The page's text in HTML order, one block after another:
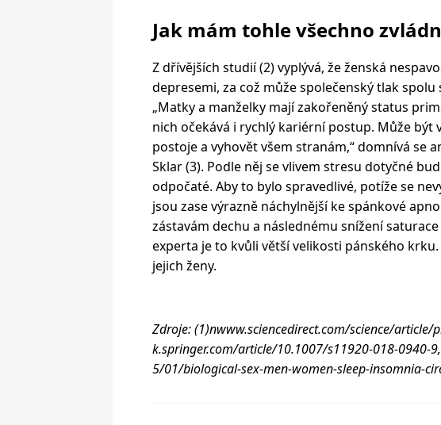
Jak mám tohle všechno
Z dřívějších studií (2) vyplývá, že ženská
depresemi, za což může společenský tlak
„Matky a manželky mají zakořeněný status
nich očekává i rychlý kariérní postup. Může
postoje a vyhovět všem stranám,“ domnívá se
Sklar (3). Podle něj se vlivem stresu dotyčné
odpočaté. Aby to bylo spravedlivé, potíže se
jsou zase výrazně náchylnější ke spánkové
zástavám dechu a následnému snížení
experta je to kvůli větší velikosti pánského
jejich ženy.
Zdroje: (1)nwww.sciencedirect.com/science/
k.springer.com/article/10.1007/s11920-018-0940-
5/01/biological-sex-men-women-sleep-insomnia-